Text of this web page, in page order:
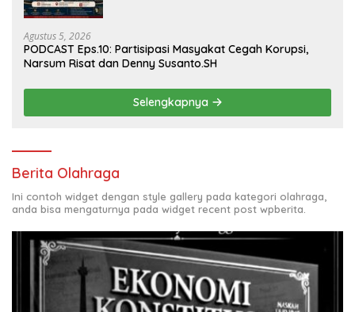
Agustus 5, 2026
PODCAST Eps.10: Partisipasi Masyakat Cegah Korupsi,
Narsum Risat dan Denny Susanto.SH
Selengkapnya
Berita Olahraga
Ini contoh widget dengan style gallery pada kategori olahraga,
anda bisa mengaturnya pada widget recent post wpberita.